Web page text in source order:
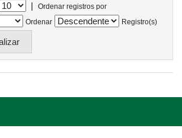
|
Ordenar registros por
Ordenar
Registro(s)